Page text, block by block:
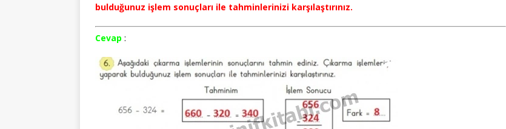
bulduğunuz işlem sonuçları ile tahminlerinizi karşılaştırınız.
Cevap :